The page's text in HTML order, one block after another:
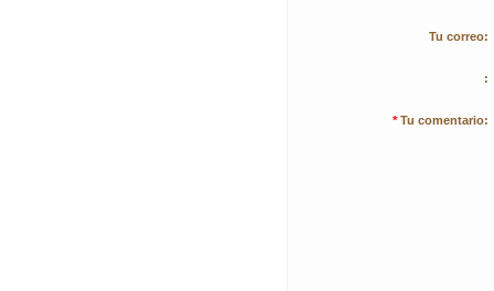
Tu correo:
:
* Tu comentario: